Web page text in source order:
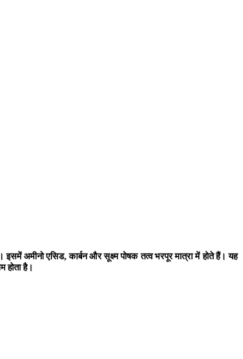
अमीनो एसिड, कार्बन और सूक्ष्म पोषक तत्व भरपूर मात्रा में होते हैं। यह
है।